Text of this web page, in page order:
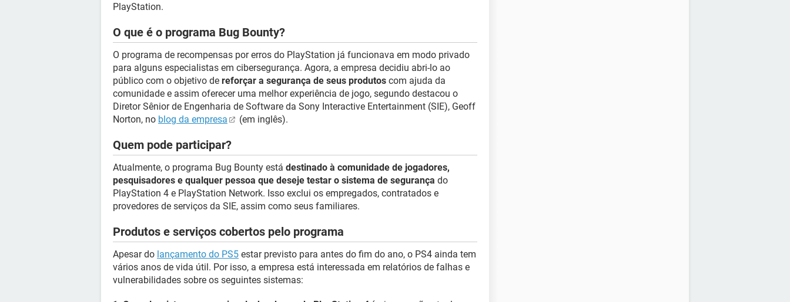
PlayStation.
O que é o programa Bug Bounty?
O programa de recompensas por erros do PlayStation já funcionava em modo privado
para alguns especialistas em cibersegurança. Agora, a empresa decidiu abri-lo ao
público com o objetivo de reforçar a segurança de seus produtos com ajuda da
comunidade e assim oferecer uma melhor experiência de jogo, segundo destacou o
Diretor Sênior de Engenharia de Software da Sony Interactive Entertainment (SIE), Geoff
Norton, no blog da empresa (em inglês).
Quem pode participar?
Atualmente, o programa Bug Bounty está destinado à comunidade de jogadores,
pesquisadores e qualquer pessoa que deseje testar o sistema de segurança do
PlayStation 4 e PlayStation Network. Isso exclui os empregados, contratados e
provedores de serviços da SIE, assim como seus familiares.
Produtos e serviços cobertos pelo programa
Apesar do lançamento do PS5 estar previsto para antes do fim do ano, o PS4 ainda tem
vários anos de vida útil. Por isso, a empresa está interessada em relatórios de falhas e
vulnerabilidades sobre os seguintes sistemas: